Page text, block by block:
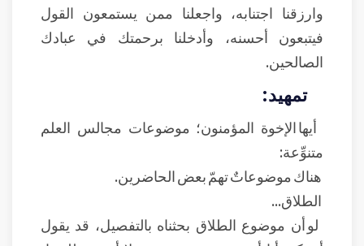
وارزقنا اجتنابه، واجعلنا ممن يستمعون القول
فيتبعون أحسنه، وأدخلنا برحمتك في عبادك
الصالحين.
تمهيد:
أيها الإخوة المؤمنون؛ موضوعات مجالس العلم
متنوِّعة:
هناك موضوعاتٌ تهمّ بعض الحاضرين.
الطلاق...
لو أن موضوع الطلاق بحثناه بالتفصيل، قد يقول